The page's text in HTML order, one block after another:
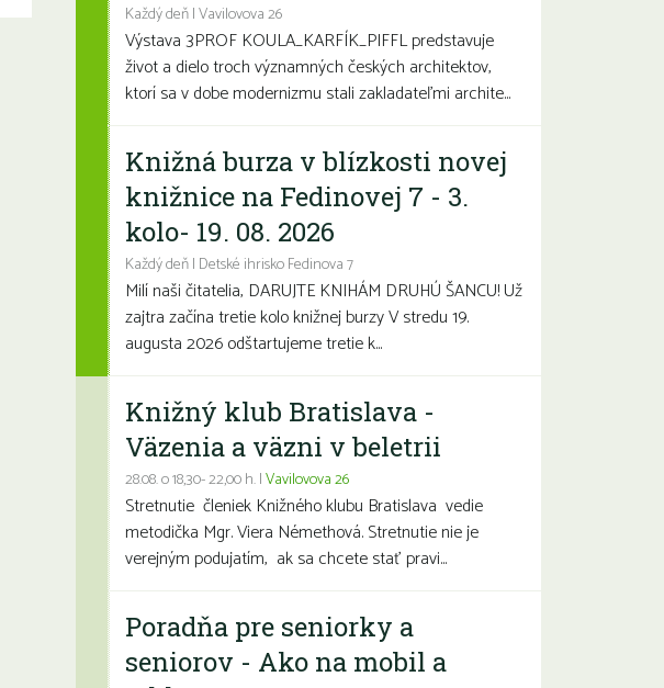
Každý deň | Vavilovova 26
Výstava 3PROF KOULA_KARFÍK_PIFFL predstavuje
život a dielo troch významných českých architektov,
ktorí sa v dobe modernizmu stali zakladateľmi archite...
Knižná burza v blízkosti novej
knižnice na Fedinovej 7 - 3.
kolo- 19. 08. 2026
Každý deň | Detské ihrisko Fedinova 7
Milí naši čitatelia, DARUJTE KNIHÁM DRUHÚ ŠANCU! Už
zajtra začína tretie kolo knižnej burzy V stredu 19.
augusta 2026 odštartujeme tretie k...
Knižný klub Bratislava -
Väzenia a väzni v beletrii
28.08. o 18,30- 22,00 h. |Vavilovova 26
Stretnutie členiek Knižného klubu Bratislava vedie
metodička Mgr. Viera Némethová. Stretnutie nie je
verejným podujatím, ak sa chcete stať pravi...
Poradňa pre seniorky a
seniorov - Ako na mobil a